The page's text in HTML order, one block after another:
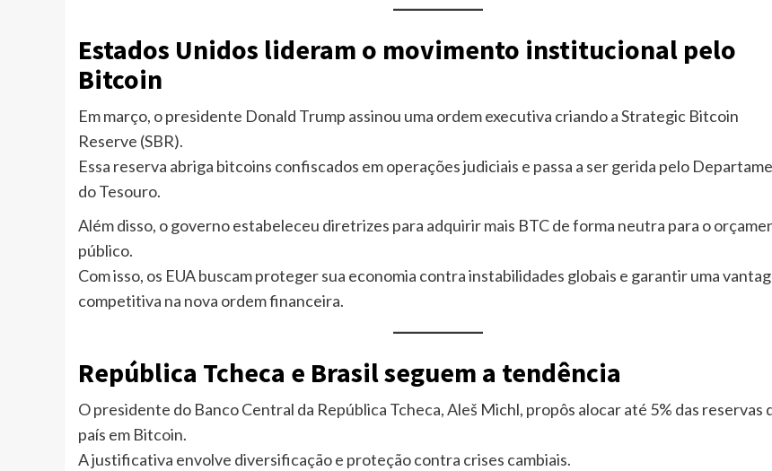
Estados Unidos lideram o movimento institucional pelo
Bitcoin
Em março, o presidente Donald Trump assinou uma ordem executiva criando a Strategic Bitcoin
Reserve (SBR).
Essa reserva abriga bitcoins confiscados em operações judiciais e passa a ser gerida pelo
do Tesouro.
Além disso, o governo estabeleceu diretrizes para adquirir mais BTC de forma neutra para o
público.
Com isso, os EUA buscam proteger sua economia contra instabilidades globais e garantir uma
competitiva na nova ordem financeira.
República Tcheca e Brasil seguem a tendência
O presidente do Banco Central da República Tcheca, Aleš Michl, propôs alocar até 5% das reservas
país em Bitcoin.
A justificativa envolve diversificação e proteção contra crises cambiais.